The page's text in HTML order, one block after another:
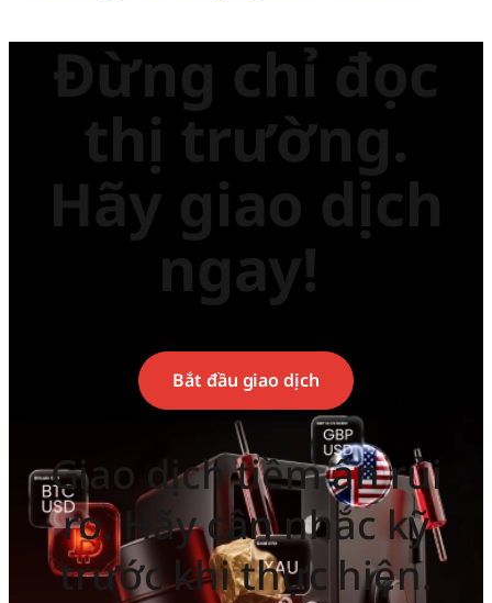
Đừng chỉ đọc
thị trường.
Hãy giao dịch
ngay!
Bắt đầu giao dịch
Giao dịch tiềm ẩn rủi
ro. Hãy cân nhắc kỹ
trước khi thực hiện.